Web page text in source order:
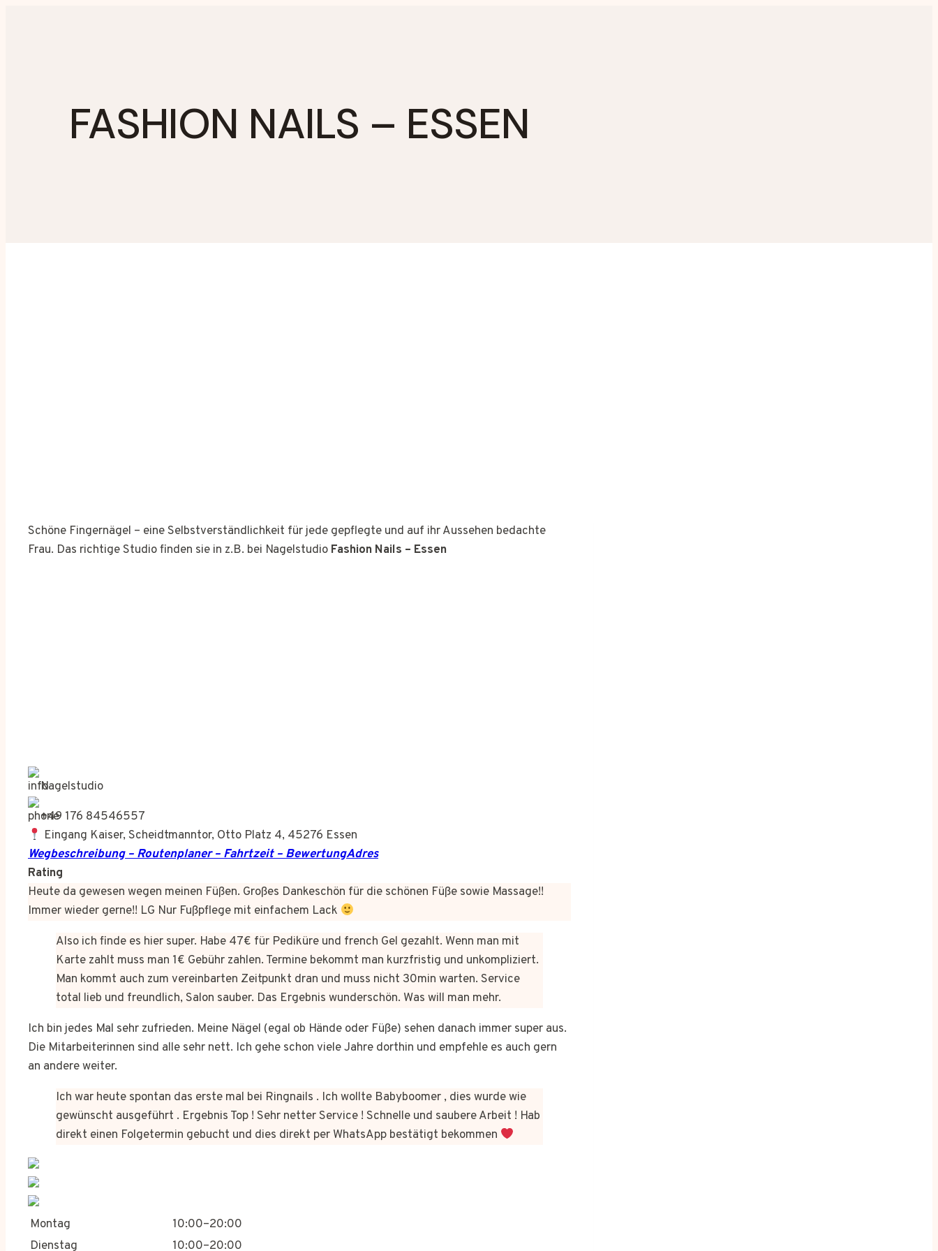
FASHION NAILS – ESSEN
Schöne Fingernägel – eine Selbstverständlichkeit für jede gepflegte und auf ihr Aussehen bedachte
Frau. Das richtige Studio finden sie in z.B. bei Nagelstudio Fashion Nails – Essen
Nagelstudio
+49 176 84546557
Eingang Kaiser, Scheidtmanntor, Otto Platz 4, 45276 Essen
Wegbeschreibung – Routenplaner – Fahrtzeit – BewertungAdres
Rating
Heute da gewesen wegen meinen Füßen. Großes Dankeschön für die schönen Füße sowie Massage!!
Immer wieder gerne!! LG Nur Fußpflege mit einfachem Lack
Also ich finde es hier super. Habe 47€ für Pediküre und french Gel gezahlt. Wenn man mit
Karte zahlt muss man 1€ Gebühr zahlen. Termine bekommt man kurzfristig und unkompliziert.
Man kommt auch zum vereinbarten Zeitpunkt dran und muss nicht 30min warten. Service
total lieb und freundlich, Salon sauber. Das Ergebnis wunderschön. Was will man mehr.
Ich bin jedes Mal sehr zufrieden. Meine Nägel (egal ob Hände oder Füße) sehen danach immer super aus.
Die Mitarbeiterinnen sind alle sehr nett. Ich gehe schon viele Jahre dorthin und empfehle es auch gern
an andere weiter.
Ich war heute spontan das erste mal bei Ringnails . Ich wollte Babyboomer , dies wurde wie
gewünscht ausgeführt . Ergebnis Top ! Sehr netter Service ! Schnelle und saubere Arbeit ! Hab
direkt einen Folgetermin gebucht und dies direkt per WhatsApp bestätigt bekommen
Montag
10:00–20:00
Dienstag
10:00–20:00